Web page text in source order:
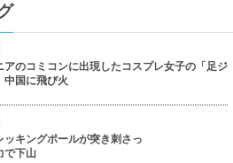
アのコミコンに出現したコスプレ女子の「足ジ
中国に飛び火
ッキングポールが突き刺さっ
で下山